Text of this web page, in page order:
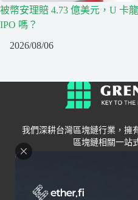
被幣安理賠 4.73 億美元，U 卡
IPO 嗎？
2026/08/06
我們深耕台灣區塊鏈行業，擁
區塊鏈相關一站
Grenade